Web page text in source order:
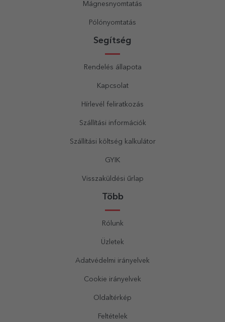
Mágnesnyomtatás
Pólónyomtatás
Segítség
Rendelés állapota
Kapcsolat
Hírlevél feliratkozás
Szállítási információk
Szállítási költség kalkulátor
GYIK
Visszaküldési űrlap
Több
Rólunk
Üzletek
Adatvédelmi irányelvek
Cookie irányelvek
Oldaltérkép
Feltételek